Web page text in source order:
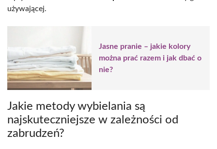
używającej.
Jasne pranie – jakie kolory
można prać razem i jak dbać o
nie?
Jakie metody wybielania są
najskuteczniejsze w zależności od
zabrudzeń?